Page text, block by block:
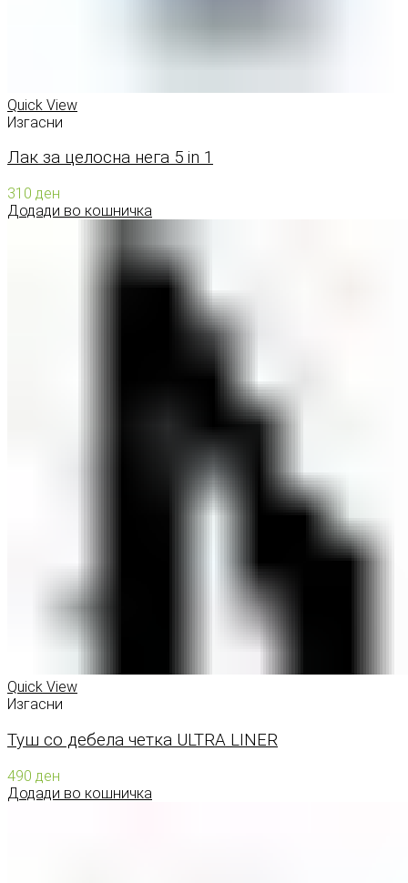
Quick View
Изгасни
Лак за целосна нега 5 in 1
310 ден
Додади во кошничка
Quick View
Изгасни
Туш со дебела четка ULTRA LINER
490 ден
Додади во кошничка